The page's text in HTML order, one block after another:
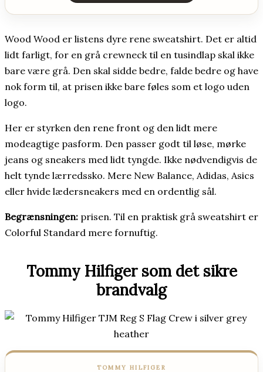
Wood Wood er listens dyre rene sweatshirt. Det er altid
lidt farligt, for en grå crewneck til en tusindlap skal ikke
bare være grå. Den skal sidde bedre, falde bedre og have
nok form til, at prisen ikke bare føles som et logo uden
logo.
Her er styrken den rene front og den lidt mere
modeagtige pasform. Den passer godt til løse, mørke
jeans og sneakers med lidt tyngde. Ikke nødvendigvis de
helt tynde lærredssko. Mere New Balance, Adidas, Asics
eller hvide lædersneakers med en ordentlig sål.
Begrænsningen: prisen. Til en praktisk grå sweatshirt er
Colorful Standard mere fornuftig.
Tommy Hilfiger som det sikre
brandvalg
TOMMY HILFIGER